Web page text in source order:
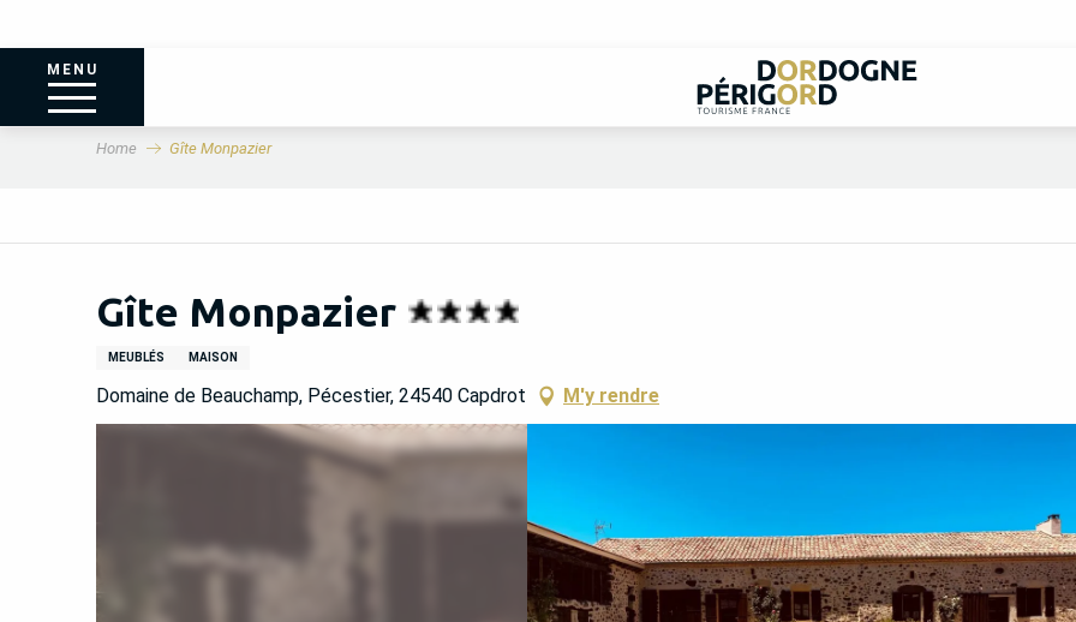
MENU
Home Gîte Monpazier
Gîte Monpazier
MEUBLÉS MAISON
Domaine de Beauchamp, Pécestier, 24540 Capdrot M'y rendre